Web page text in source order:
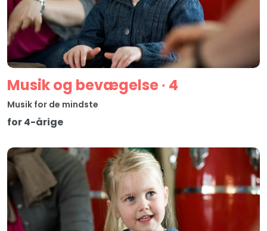
Musik og bevægelse ∙ 4
Musik for de mindste
for 4-årige